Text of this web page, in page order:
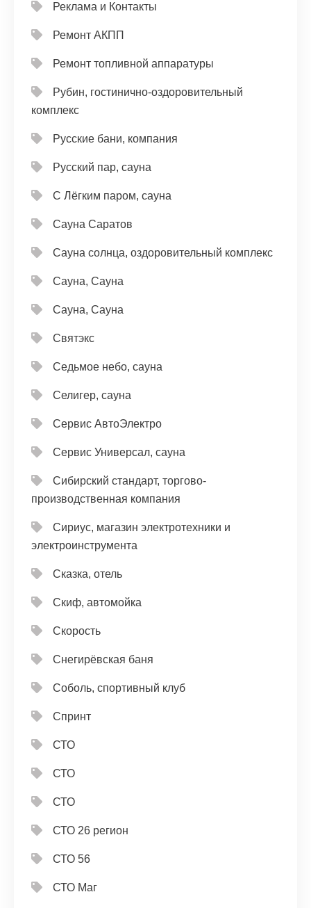
Реклама и Контакты
Ремонт АКПП
Ремонт топливной аппаратуры
Рубин, гостинично-оздоровительный
комплекс
Русские бани, компания
Русский пар, сауна
С Лёгким паром, сауна
Сауна Саратов
Сауна солнца, оздоровительный комплекс
Сауна, Сауна
Сауна, Сауна
Святэкс
Седьмое небо, сауна
Селигер, сауна
Сервис АвтоЭлектро
Сервис Универсал, сауна
Сибирский стандарт, торгово-
производственная компания
Сириус, магазин электротехники и
электроинструмента
Сказка, отель
Скиф, автомойка
Скорость
Снегирёвская баня
Соболь, спортивный клуб
Спринт
СТО
СТО
СТО
СТО 26 регион
СТО 56
СТО Маг